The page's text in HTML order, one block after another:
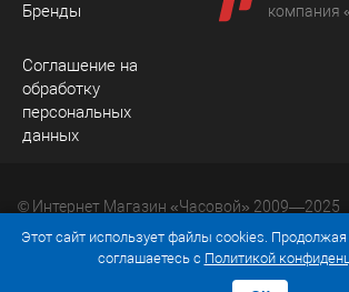
Бренды
Соглашение на
обработку
персональных
данных
компания
© Интернет Магазин «Часовой» 2009—2025
Юридический адрес: 214036 Россия, г.
Рыленкова, д. 61а, кв. 24.
Этот сайт использует файлы cookies.
соглашаетесь с Политикой